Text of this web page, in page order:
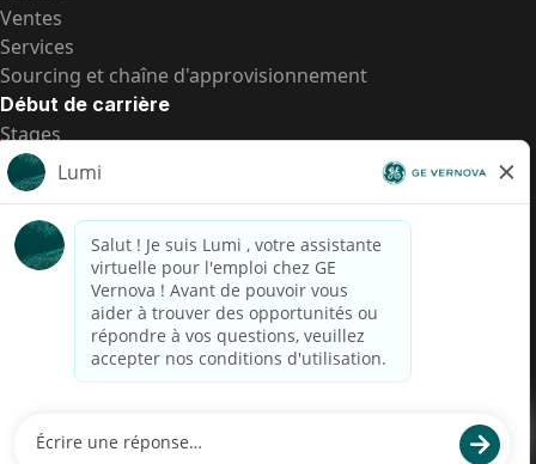
Ventes
Services
Sourcing et chaîne d'approvisionnement
Début de carrière
Stages
Postes de d’entrée
Toutes les opportunités
Postes de d’entrée
Transparence salariale US
Avis de confidentialité de candidat
Alerte fraude
Transparence salariale au Brésil (Relatório de
Transparência Salarial)
Nous contacter